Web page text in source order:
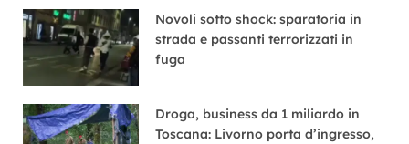
Novoli sotto shock: sparatoria in
strada e passanti terrorizzati in
fuga
Droga, business da 1 miliardo in
Toscana: Livorno porta d’ingresso,